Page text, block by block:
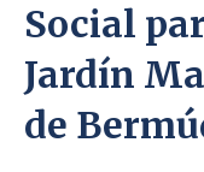
Social
Jardín
de